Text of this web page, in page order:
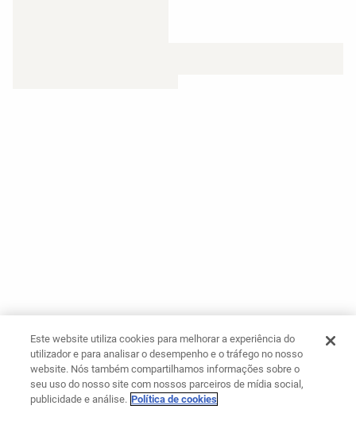
Este website utiliza cookies para melhorar a experiência do
utilizador e para analisar o desempenho e o tráfego no nosso
website. Nós também compartilhamos informações sobre o
seu uso do nosso site com nossos parceiros de mídia social,
publicidade e análise. Política de cookies